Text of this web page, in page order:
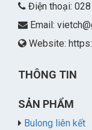
Điện thoại:
Email:
Website:
THÔNG TIN
SẢN PHẨM
Bulong liên kết